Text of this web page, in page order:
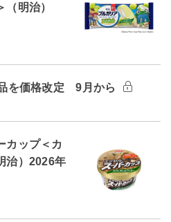
（明治）
を価格改定 9月から
ップ＜カ
治）2026年